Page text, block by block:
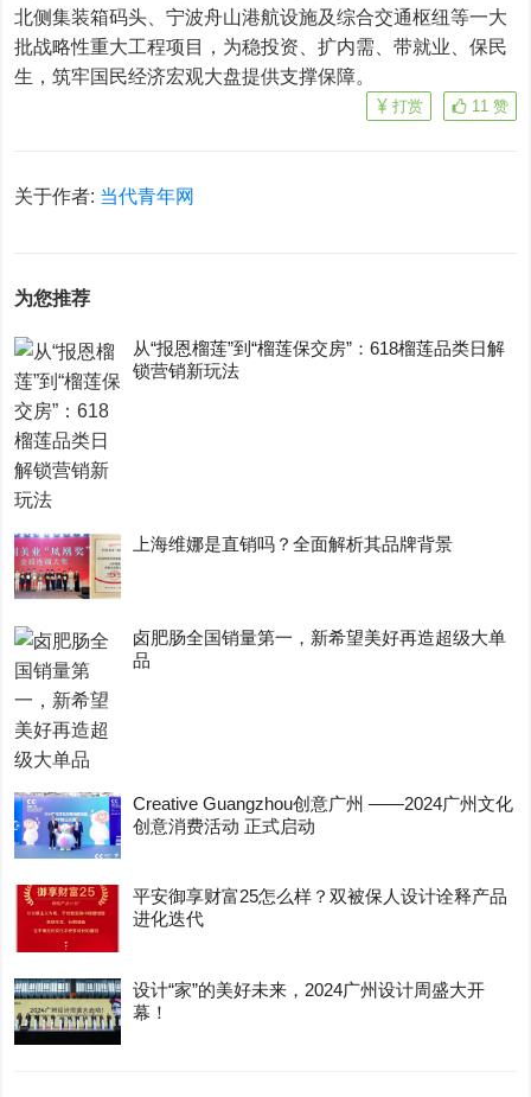
北侧集装箱码头、宁波舟山港航设施及综合交通枢纽等一大
批战略性重大工程项目，为稳投资、扩内需、带就业、保民
生，筑牢国民经济宏观大盘提供支撑保障。
11 赞
打赏
关于作者: 当代青年网
为您推荐
从“报恩榴莲”到“榴莲保交房”：618榴莲品类日解
锁营销新玩法
上海维娜是直销吗？全面解析其品牌背景
卤肥肠全国销量第一，新希望美好再造超级大单
品
Creative Guangzhou创意广州 ——2024广州文化
创意消费活动 正式启动
平安御享财富25怎么样？双被保人设计诠释产品
进化迭代
设计“家”的美好未来，2024广州设计周盛大开
幕！